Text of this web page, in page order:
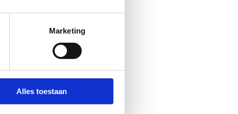
Marketing
Alles toestaan